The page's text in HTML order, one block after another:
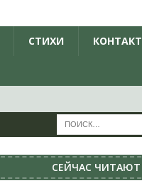
СТИХИ КОНТАКТ
СЕЙЧАС ЧИТАЮТ